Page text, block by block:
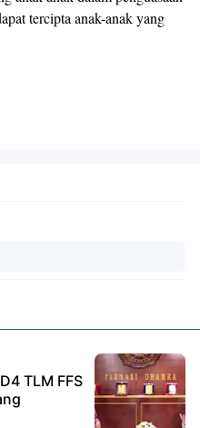
tercipta anak-anak yang
TLM FFS